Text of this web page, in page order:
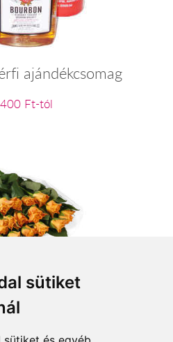
sütiket
ajándékcsomag
Ft-tól
rózsa kötegben
Ft-tól